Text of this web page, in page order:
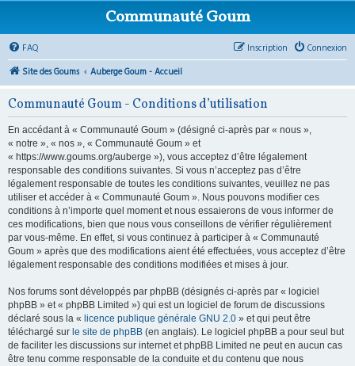
Communauté Goum
FAQ Connexion
Inscription
Site des Goums
Auberge Goum - Accueil
Communauté Goum - Conditions d’utilisation
En accédant à « Communauté Goum » (désigné ci-après par « nous »,
« notre », « nos », « Communauté Goum » et
« https://www.goums.org/auberge »), vous acceptez d’être légalement
responsable des conditions suivantes. Si vous n’acceptez pas d’être
légalement responsable de toutes les conditions suivantes, veuillez ne pas
utiliser et accéder à « Communauté Goum ». Nous pouvons modifier ces
conditions à n’importe quel moment et nous essaierons de vous informer de
ces modifications, bien que nous vous conseillons de vérifier régulièrement
par vous-même. En effet, si vous continuez à participer à « Communauté
Goum » après que des modifications aient été effectuées, vous acceptez d’être
légalement responsable des conditions modifiées et mises à jour.
Nos forums sont développés par phpBB (désignés ci-après par « logiciel
phpBB » et « phpBB Limited ») qui est un logiciel de forum de discussions
déclaré sous la « licence publique générale GNU 2.0 » et qui peut être
téléchargé sur le site de phpBB (en anglais). Le logiciel phpBB a pour seul but
de faciliter les discussions sur internet et phpBB Limited ne peut en aucun cas
être tenu comme responsable de la conduite et du contenu que nous